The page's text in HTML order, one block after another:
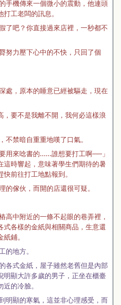
手機傳來一個微小的震動，他連頭
工老闆的訊息。
了吧？你直接過來店裡，一秒都不
努力壓下心中的不快，只回了個
處，原本的睡意已經被驅走，現在
要不是我離不開，我何必這樣浪
不禁暗自重重地嘆了口氣。
用來唸書的……誰想要打工啊──」
這時響起，意味著學生們期待的暑
前往打工地點報到。
的傢伙，而開的店還很可疑。
高中附近的一條不起眼的巷弄裡，
式各樣的金紙與相關商品，生意還
鋪。
的地方。
各式金紙，屋子雖然老舊但是內部
明顯大許多歲的男子，正坐在櫃臺
的冷臉。
明顯的寒氣，這並非心理感受，而